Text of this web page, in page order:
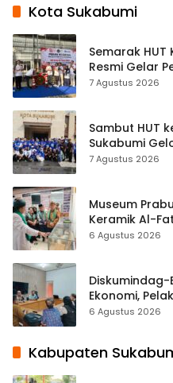
Kota Sukabumi
Semarak HUT
Resmi Gelar
Tradisional
7 Agustus 2026
Sambut HUT
Sukabumi
ASRI Lewat
7 Agustus 2026
Museum
Keramik Al-
Hampir 500
6 Agustus 2026
Diskumindag-
Ekonomi,
Terbuka Beri
6 Agustus 2026
Kabupaten